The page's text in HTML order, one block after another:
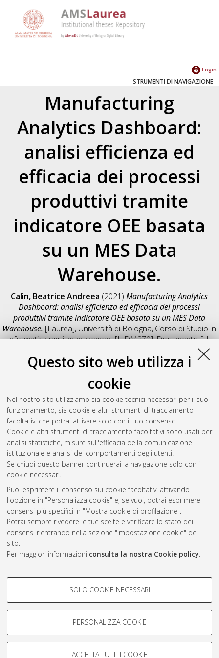
Questo sito web utilizza i
cookie
Nel nostro sito utilizziamo sia cookie tecnici necessari per il suo
funzionamento, sia cookie e altri strumenti di tracciamento
facoltativi che potrai attivare solo con il tuo consenso.
Cookie e altri strumenti di tracciamento facoltativi sono usati per
analisi statistiche, misure sull'efficacia della comunicazione
istituzionale e analisi dei comportamenti degli utenti.
Se chiudi questo banner continuerai la navigazione solo con i
cookie necessari.
Puoi esprimere il consenso sui cookie facoltativi attivando
l'opzione in "Personalizza cookie" e, se vuoi, potrai esprimere
consensi più specifici in "Mostra cookie di profilazione".
Potrai sempre rivedere le tue scelte e verificare lo stato dei
consensi rientrando nella sezione "Impostazione cookie" del
sito.
Per maggiori informazioni consulta la nostra Cookie policy.
COOKIE DI PROFILAZIONE -
Si tratta di cookie utilizzati per analizzare le caratteristiche della
navigazione degli utenti, creare profili in base al loro comportamento
Mostra cookie di profilazione
SOLO COOKIE NECESSARI
PERSONALIZZA COOKIE
ACCETTA TUTTI I COOKIE
Login
STRUMENTI DI NAVIGAZIONE
Manufacturing
Analytics Dashboard:
analisi efficienza ed
efficacia dei processi
produttivi tramite
indicatore OEE basata
su un MES Data
Warehouse.
Calin, Beatrice Andreea (2021)Manufacturing Analytics
Dashboard: analisi efficienza ed efficacia dei processi
produttivi tramite indicatore OEE basata su un MES Data
Warehouse. [Laurea], Università di Bologna, Corso di Studio in
Informatica per il management [L-DM270], Documento full-
Salva citazione
Condividi
Il full-text non è disponibile per scelta dell'autore. (
Abstract
Altri metadati
Gestione del documento:
Atom
Rss 1.0
Rss 2.0
AMS Laurea
Impostazioni Cookie
Informativa sulla privacy
Condizioni d’uso del sito